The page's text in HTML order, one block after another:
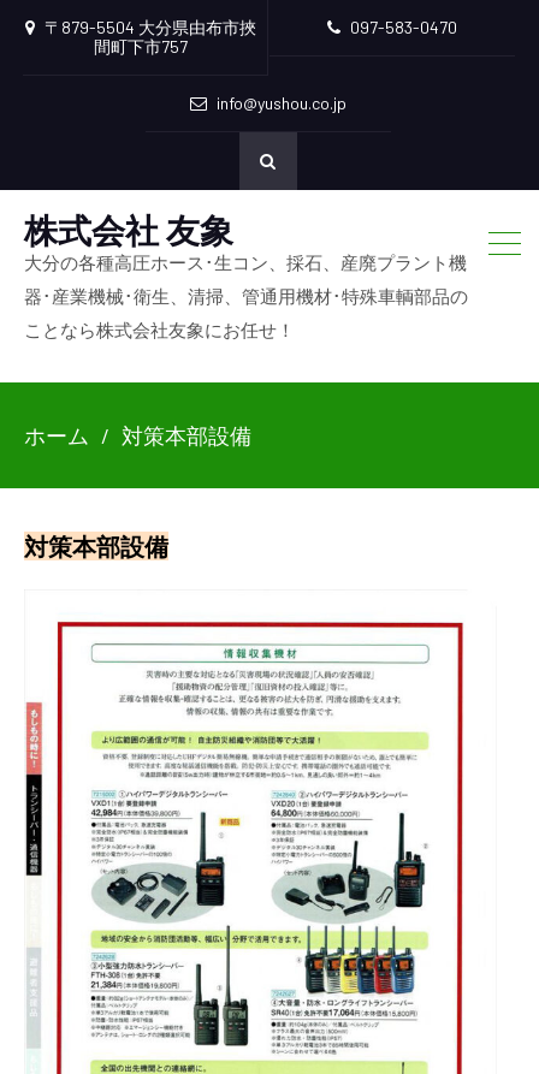
〒879-5504 大分県由布市挾
間町下市757
097-583-0470
info@yushou.co.jp
株式会社 友象
大分の各種高圧ホース･生コン、採石、産廃プラント機
器･産業機械･衛生、清掃、管通用機材･特殊車輌部品の
ことなら株式会社友象にお任せ！
ホーム 対策本部設備
対策本部設備